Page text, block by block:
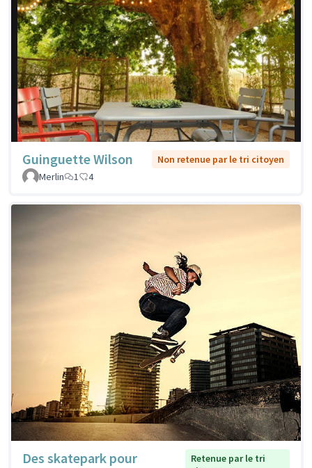
Guinguette Wilson
Non retenue par le tri citoyen
Merlin
1 4
Des skatepark pour
Retenue par le tri